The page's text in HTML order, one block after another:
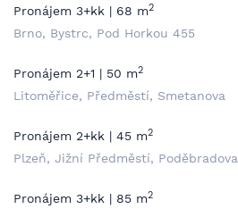
Pronájem 3+kk | 68 m2
Brno, Bystrc, Pod Horkou 455
Pronájem 2+1 | 50 m2
Litoměřice, Předměstí, Smetanova
Pronájem 2+kk | 45 m2
Plzeň, Jižní Předměstí, Poděbradova
Pronájem 3+kk | 85 m2